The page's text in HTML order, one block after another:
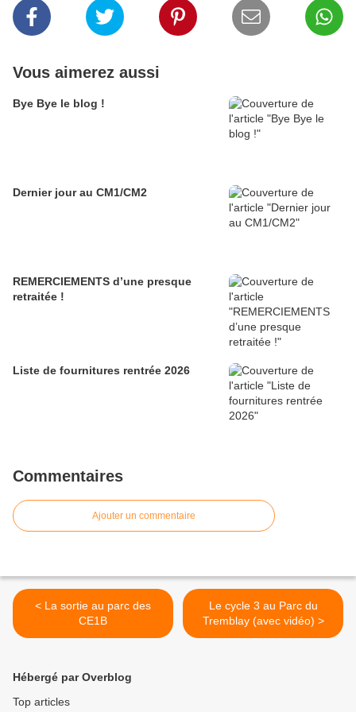
Vous aimerez aussi
Bye Bye le blog !
Dernier jour au CM1/CM2
REMERCIEMENTS d’une presque
retraitée !
Liste de fournitures rentrée 2026
Commentaires
Ajouter un commentaire
< La sortie au parc des
CE1B
Le cycle 3 au Parc du
Tremblay (avec vidéo) >
Hébergé par Overblog
Top articles